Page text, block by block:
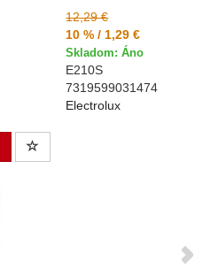
12,29 €
10 % / 1,29 €
Skladom: Áno
E210S
7319599031474
Electrolux